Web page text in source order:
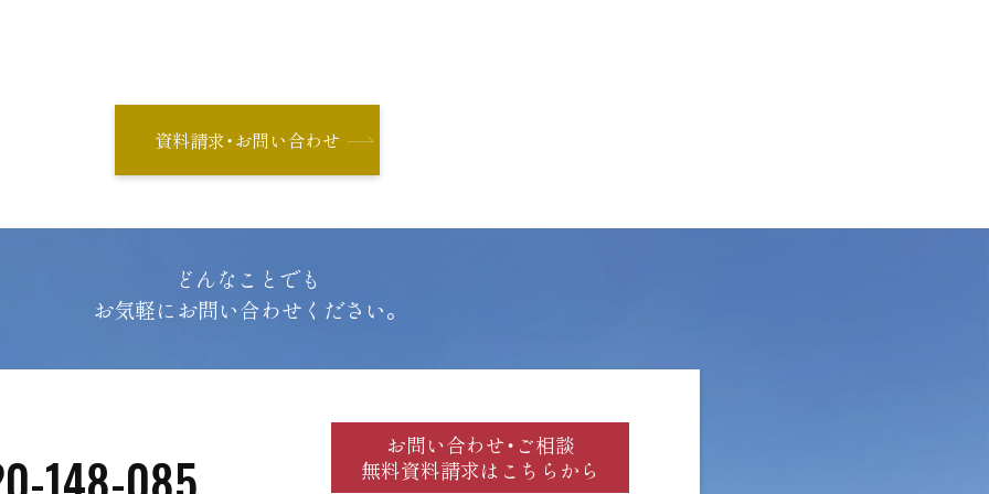
資料請求・お問い合わせ
どんなことでも
お気軽にお問い合わせください。
148-085
お問い合わせ・ご相談
無料資料請求はこちらから